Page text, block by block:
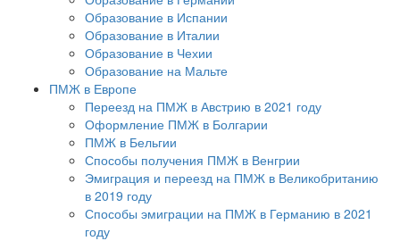
Образование в Испании
Образование в Италии
Образование в Чехии
Образование на Мальте
ПМЖ в Европе
Переезд на ПМЖ в Австрию в 2021 году
Оформление ПМЖ в Болгарии
ПМЖ в Бельгии
Способы получения ПМЖ в Венгрии
Эмиграция и переезд на ПМЖ в Великобританию
в 2019 году
Способы эмиграции на ПМЖ в Германию в 2021
году